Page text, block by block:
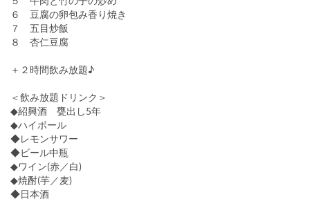
６ 豆腐の卵包み香り焼き
７ 五目炒飯
８ 杏仁豆腐
＋２時間飲み放題♪
＜飲み放題ドリンク＞
◆紹興酒 甕出し5年
◆ハイボール
◆レモンサワー
◆ビール中瓶
◆ワイン(赤／白)
◆焼酎(芋／麦)
◆日本酒